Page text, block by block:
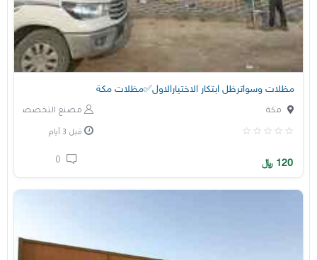
مظلات وسواترظل ابتكار الاختيارالاول✅مظلات مكة
مصنع التخصصي مكة
قبل 3 أيام
120 ﷼